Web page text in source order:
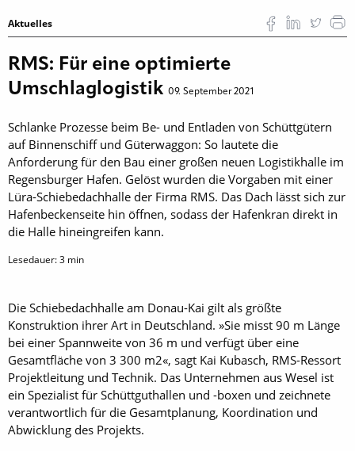
Aktuelles
RMS: Für eine optimierte
Umschlaglogistik 09. September 2021
Schlanke Prozesse beim Be- und Entladen von Schüttgütern
auf Binnenschiff und Güterwaggon: So lautete die
Anforderung für den Bau einer großen neuen Logistikhalle im
Regensburger Hafen. Gelöst wurden die Vorgaben mit einer
Lüra-Schiebedachhalle der Firma RMS. Das Dach lässt sich zur
Hafenbeckenseite hin öffnen, sodass der Hafenkran direkt in
die Halle hineingreifen kann.
Lesedauer:3 min
Die Schiebedachhalle am Donau-Kai gilt als größte
Konstruktion ihrer Art in Deutschland. »Sie misst 90 m Länge
bei einer Spannweite von 36 m und verfügt über eine
Gesamtfläche von 3 300 m2«, sagt Kai Kubasch, RMS-Ressort
Projektleitung und Technik. Das Unternehmen aus Wesel ist
ein Spezialist für Schüttguthallen und -boxen und zeichnete
verantwortlich für die Gesamtplanung, Koordination und
Abwicklung des Projekts.